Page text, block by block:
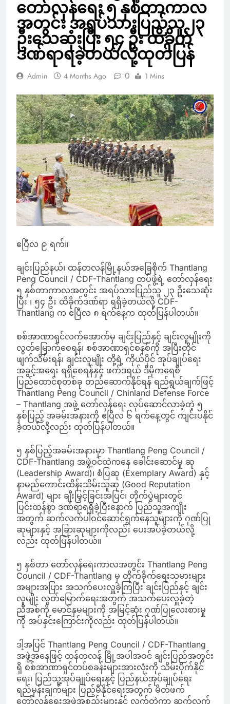
တော်လှန်ရေး ၅ နှစ်တာကာလ
အတွင်း အရပ်သားပြည်သူ၂၃
ဦးသေဆုံးပြီး ၅၄ ဦး ထိခိုက်
ဒဏ်ရာရခဲ့တယ်လို့ထုတ်ပြန်
Admin 4 Months Ago 0 1 Mins
ဧပြီလ ၉ ရက်။
ချင်းပြည်နယ်၊ ထန်တလန်မြို့နယ်အခြေစိုက် Thantlang
Peng Council / CDF-Thantlang တပ်ဖွဲ့ရဲ့ တော်လှန်ရေး
၅ နှစ်တာကာလအတွင်း အရပ်သားပြည်သူ ၂၃ ဦးသေဆုံး
ပြီး ၊ ၅၄ ဦး ထိခိုက်ဒဏ်ရာ ရရှိခဲ့တယ်လို့ CDF-
Thantlang က ဧပြီလ ၈ ရက်နေ့က ထုတ်ပြန်ပါတယ်။
စစ်အာဏာရှင်လက်အောက်မှ ချင်းပြည်နှင့် ချင်းလူမျိုးကို
လွတ်မြောက်စေရန်၊ စစ်အာဏာရှင်စနစ်ကို အပြီးတိုင်
ဖျက်သိမ်းရန်၊ ချင်းလူမျိုး တို့ရဲ့ ကိုယ်ပိုင် အုပ်ချုပ်ရေး
အခွင့်အရေး ရရှိစေရန်နှင့် ဖက်ဒရယ် ဒီမိုကရေစီ
ပြည်ထောင်စုတစ်ခု တည်ဆောက်နိုင်ရန် ရည်ရွယ်ချက်ဖြင့်
Thantlang Peng Council / Chinland Defense Force
– Thantlang အဖွဲ့ တော်လှန်ရေး လုပ်ဆောင်လာခဲ့တဲ့ ၅
နှစ်ပြည့် အခမ်းအနားကို ဧပြီလ ၆ ရက်နေ့တွင် ကျင်းပနိုင်
ခဲ့တယ်လို့လည်း ထုတ်ပြန်ပါတယ်။
၅ နှစ်ပြည့်အခမ်းအနားမှာ Thantlang Peng Council /
CDF-Thantlang အဖွဲ့ဝင်ထဲကနေ ခေါင်းဆောင်မှု ဆု
(Leadership Award)၊ စံပြဆု (Exemplary Award) နှင့်
နာမည်ကောင်းထိန်းသိမ်းသူဆု (Good Reputation
Award) များ ချီးမြှင့်ခြင်းအပြင်၊ တိုက်ပွဲများတွင်
ပြင်းထန်စွာ ဒဏ်ရာရရှိခဲ့ပြီးနောက် ပြည်သူ့အကျိုး
အတွက် ဆက်လက်ပါဝင်ဆောင်ရွက်နေသူများကို ဂုဏ်ပြု
ဆုများနှင့် အခြားဆုများကိုလည်း ပေးအပ်ခဲ့တယ်လို့
လည်း ထုတ်ပြန်ပါတယ်။
၅ နှစ်တာ တော်လှန်ရေးကာလအတွင်း Thantlang Peng
Council / CDF-Thantlang မှ တိုက်ခိုက်ရေးသမားများ
အများအပြား အသက်ပေးလှူခဲ့ကြပြီး ချင်းပြည်နှင့် ချင်း
လူမျိုး လွတ်မြောက်ရေးအတွက် အသက်ပေးလှူခဲ့တဲ့
ညီအစ်ကို မောင်နှမများကို အမြင့်ဆုံး ဂုဏ်ပြုလေးစားမှု
ကို အပ်နှင်းကြောင်းကိုလည်း ထုတ်ပြန်ပါတယ်။
ဒါ့အပြင် Thantlang Peng Council / CDF-Thantlang
အဖွဲ့အနေဖြင့် ထန်တလန် မြို့အပါအဝင် ချင်းပြည်အတွင်း
ရှိ စစ်အာဏာရှင်တပ်စခန်းများအားလုံးကို သိမ်းပိုက်နိုင်
ရေး၊ ပြည်သူ့အုပ်ချုပ်ရေးနှင့် ပြည်နယ်အုပ်ချုပ်ရေး
ရည်မှန်းချက်များ ပြည့်မီနိုင်ရေးအတွက် မိတ်ဖက်
တော်လှန်ရေးအဖွဲ့အစည်းများနှင့် လက်တွဲကာ ဆက်လက်